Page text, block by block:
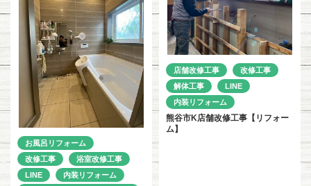
お風呂リフォーム
改修工事
浴室改修工事
LINE
内装リフォーム
店舗改修工事
改修工事
解体工事
LINE
内装リフォーム
熊谷市K店舗改修工事【リフォー
ム】